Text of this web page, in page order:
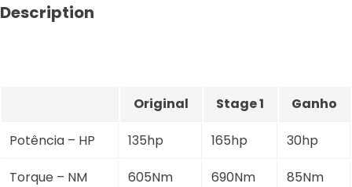
Description
Original Stage 1 Ganho
Potência – HP 135hp 165hp 30hp
Torque – NM 605Nm 690Nm 85Nm